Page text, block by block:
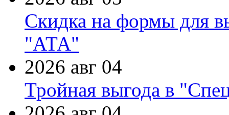
Скидка на формы для
"АТА"
2026 авг 04
Тройная выгода в